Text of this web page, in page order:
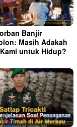
Banjir
Masih Adakah
untuk Hidup?